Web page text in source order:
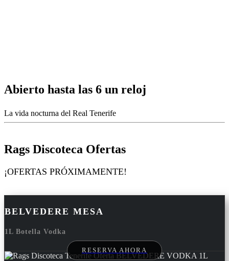
Abierto hasta las 6 un reloj
La vida nocturna del Real Tenerife
Rags Discoteca Ofertas
¡OFERTAS PRÓXIMAMENTE!
BELVEDERE MESA
1L Botella Vodka
RESERVA AHORA